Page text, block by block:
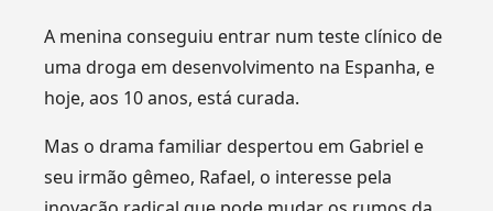
A menina conseguiu entrar num teste clínico de
uma droga em desenvolvimento na Espanha, e
hoje, aos 10 anos, está curada.
Mas o drama familiar despertou em Gabriel e
seu irmão gêmeo, Rafael, o interesse pela